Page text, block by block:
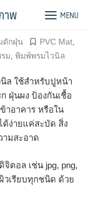
าพ MENU
วนิล
ดักฝุ่น PVC Mat
ม พิมพ์พรมไวนิล
ล ใช้สำหรับปูหน้า
ฝุ่นผง ป้องกันเชื้อ
าอาคาร หรือใน
ด้ง่ายแค่สะบัด สิ่ง
ามสะอาด
ตอล เช่น jpg, png,
วเรียบทุกชนิด ด้วย